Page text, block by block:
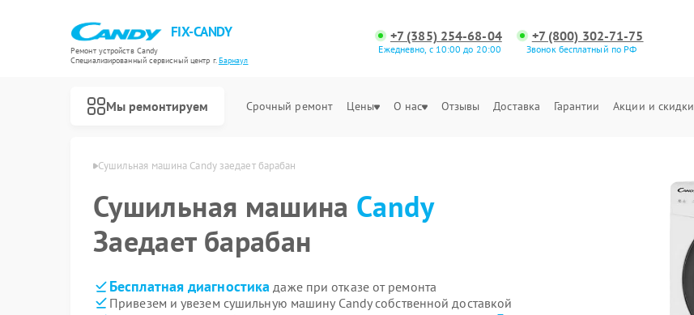
FIX-CANDY
Ремонт устройств Candy
Специализированный cервисный центр г.Барнаул
+7 (385) 254-68-04
Ежедневно, с 10:00 до 20:00
+7 (800) 302-71-75
Звонок бесплатный по РФ
Мы ремонтируем Срочный ремонт Цены О нас Отзывы Доставка Гарантии Акции и скидки
Сушильная машина Candy заедает барабан
Сушильная машина Candy
Заедает барабан
Бесплатная диагностика даже при отказе от ремонта
Привезем и увезем сушильную машину Candy собственной доставкой